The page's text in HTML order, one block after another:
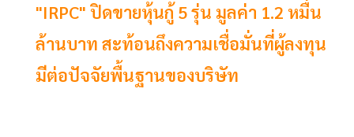
"IRPC" ปิดขายหุ้นกู้ 5 รุ่น มูลค่า 1.2 หมื่น
ล้านบาท สะท้อนถึงความเชื่อมั่นที่ผู้ลงทุน
มีต่อปัจจัยพื้นฐานของบริษัท